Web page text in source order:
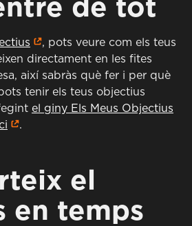
de tot
, pots veure com els teus
directament en les fites
així sabràs què fer i per què
tenir els teus objectius
el giny Els Meus Objectius
.
el
en temps